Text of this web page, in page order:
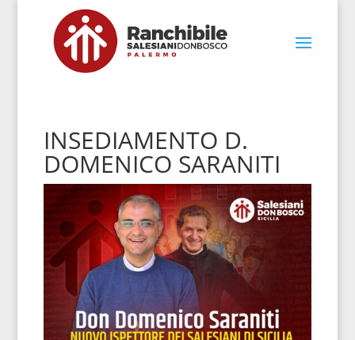
INSEDIAMENTO D.
DOMENICO SARANITI